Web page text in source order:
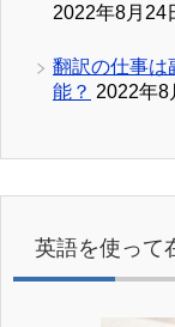
2022年8月24
翻訳の仕事は
能？ 2022年8
英語を使って